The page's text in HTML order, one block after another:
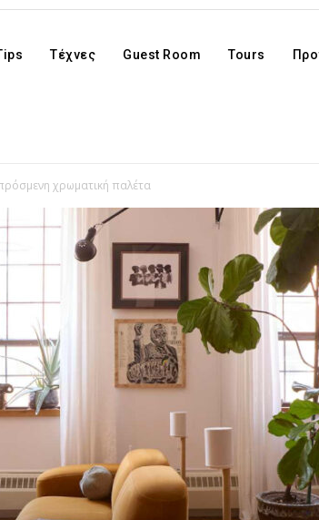
Τέχνες Guest Room Tours
χρωματική παλέτα